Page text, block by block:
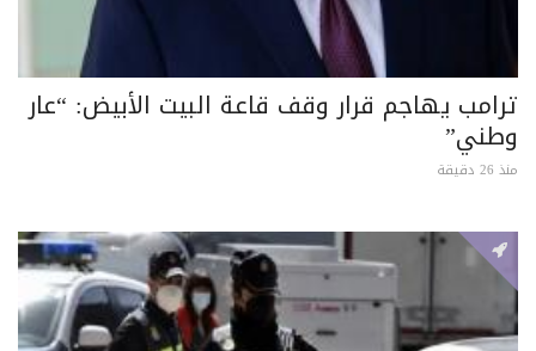
ترامب يهاجم قرار وقف قاعة البيت الأبيض: “عار
وطني”
منذ 26 دقيقة